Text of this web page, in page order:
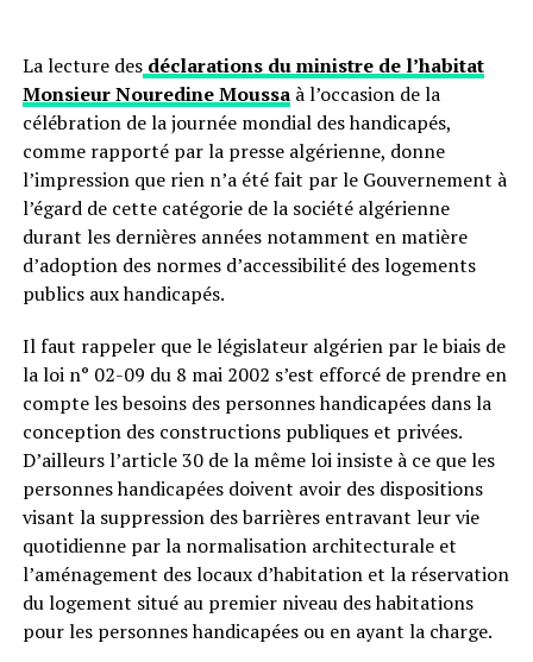
La lecture desdéclarations du ministre de l’habitat
Monsieur Nouredine Moussaà l’occasion de la
célébration de la journée mondial des handicapés,
comme rapporté par la presse algérienne, donne
l’impression que rien n’a été fait par le Gouvernement à
l’égard de cette catégorie de la société algérienne
durant les dernières années notamment en matière
d’adoption des normes d’accessibilité des logements
publics aux handicapés.
Il faut rappeler que le législateur algérien par le biais de
la loi n° 02-09 du 8 mai 2002 s’est efforcé de prendre en
compte les besoins des personnes handicapées dans la
conception des constructions publiques et privées.
D’ailleurs l’article 30 de la même loi insiste à ce que les
personnes handicapées doivent avoir des dispositions
visant la suppression des barrières entravant leur vie
quotidienne par la normalisation architecturale et
l’aménagement des locaux d’habitation et la réservation
du logement situé au premier niveau des habitations
pour les personnes handicapées ou en ayant la charge.